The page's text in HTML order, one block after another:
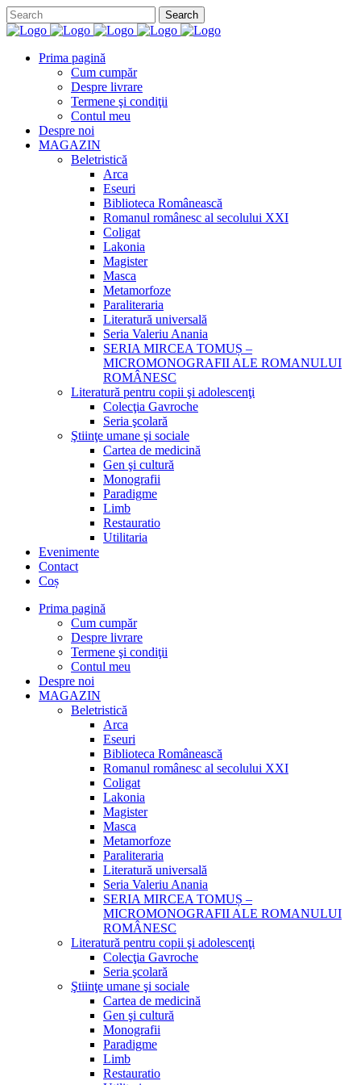
Prima pagină
Cum cumpăr
Despre livrare
Termene şi condiţii
Contul meu
Despre noi
MAGAZIN
Beletristică
Arca
Eseuri
Biblioteca Românească
Romanul românesc al secolului XXI
Coligat
Lakonia
Magister
Masca
Metamorfoze
Paraliteraria
Literatură universală
Seria Valeriu Anania
SERIA MIRCEA TOMUȘ –
MICROMONOGRAFII ALE ROMANULUI
ROMÂNESC
Literatură pentru copii şi adolescenţi
Colecţia Gavroche
Seria şcolară
Ştiinţe umane şi sociale
Cartea de medicină
Gen şi cultură
Monografii
Paradigme
Limb
Restauratio
Utilitaria
Evenimente
Contact
Coș
Prima pagină
Cum cumpăr
Despre livrare
Termene şi condiţii
Contul meu
Despre noi
MAGAZIN
Beletristică
Arca
Eseuri
Biblioteca Românească
Romanul românesc al secolului XXI
Coligat
Lakonia
Magister
Masca
Metamorfoze
Paraliteraria
Literatură universală
Seria Valeriu Anania
SERIA MIRCEA TOMUȘ –
MICROMONOGRAFII ALE ROMANULUI
ROMÂNESC
Literatură pentru copii şi adolescenţi
Colecţia Gavroche
Seria şcolară
Ştiinţe umane şi sociale
Cartea de medicină
Gen şi cultură
Monografii
Paradigme
Limb
Restauratio